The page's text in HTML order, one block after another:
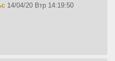
14/04/20 Втр 14:19:50